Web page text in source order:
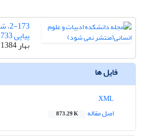
پیاپی 733
بهار 1384
فایل ها
اصل مقاله
873.29 K